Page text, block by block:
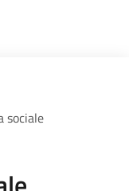
sociale